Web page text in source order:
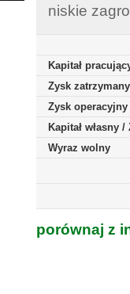
niskie
Kapitał
Zysk
Zysk operacyjny
Kapitał własny
Wyraz wolny
porównaj z